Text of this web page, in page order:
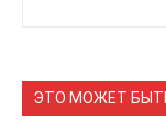
ЭТО МОЖЕТ